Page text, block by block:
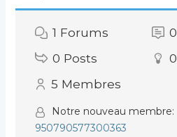
1 Forums 0
0 Posts 0
5 Membres
Notre nouveau membre:
950790577300363